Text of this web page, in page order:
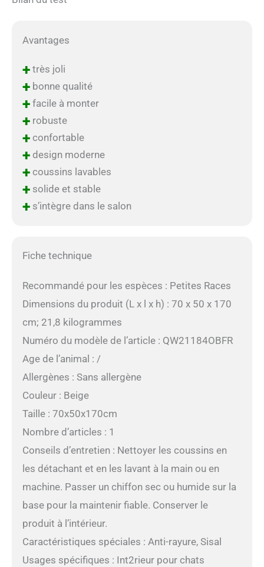
Avantages
+très joli
+bonne qualité
+facile à monter
+robuste
+confortable
+design moderne
+coussins lavables
+solide et stable
+s’intègre dans le salon
Fiche technique
Recommandé pour les espèces : Petites Races
Dimensions du produit (L x l x h) : 70 x 50 x 170
cm; 21,8 kilogrammes
Numéro du modèle de l’article : QW21184OBFR
Age de l’animal : /
Allergènes : Sans allergène
Couleur : Beige
Taille : 70x50x170cm
Nombre d’articles : 1
Conseils d’entretien : Nettoyer les coussins en
les détachant et en les lavant à la main ou en
machine. Passer un chiffon sec ou humide sur la
base pour la maintenir fiable. Conserver le
produit à l’intérieur.
Caractéristiques spéciales : Anti-rayure, Sisal
Usages spécifiques : Int2rieur pour chats